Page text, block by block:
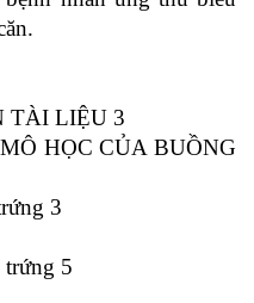
TÀI LIỆU 3
HỌC CỦA BUỒNG
3
trứng 5